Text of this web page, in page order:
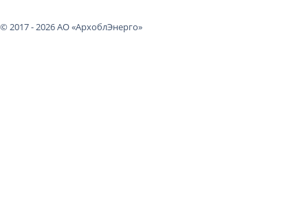
© 2017 - 2026 АО «АрхоблЭнерго»